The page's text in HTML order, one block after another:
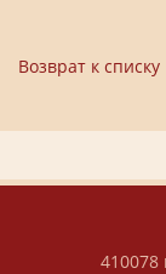
Возврат к списку
410078